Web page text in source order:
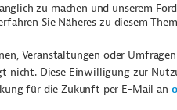
zu machen und unserem
Sie Näheres zu diesem
Veranstaltungen oder
nicht. Diese Einwilligung zur
für die Zukunft per E-Mail an